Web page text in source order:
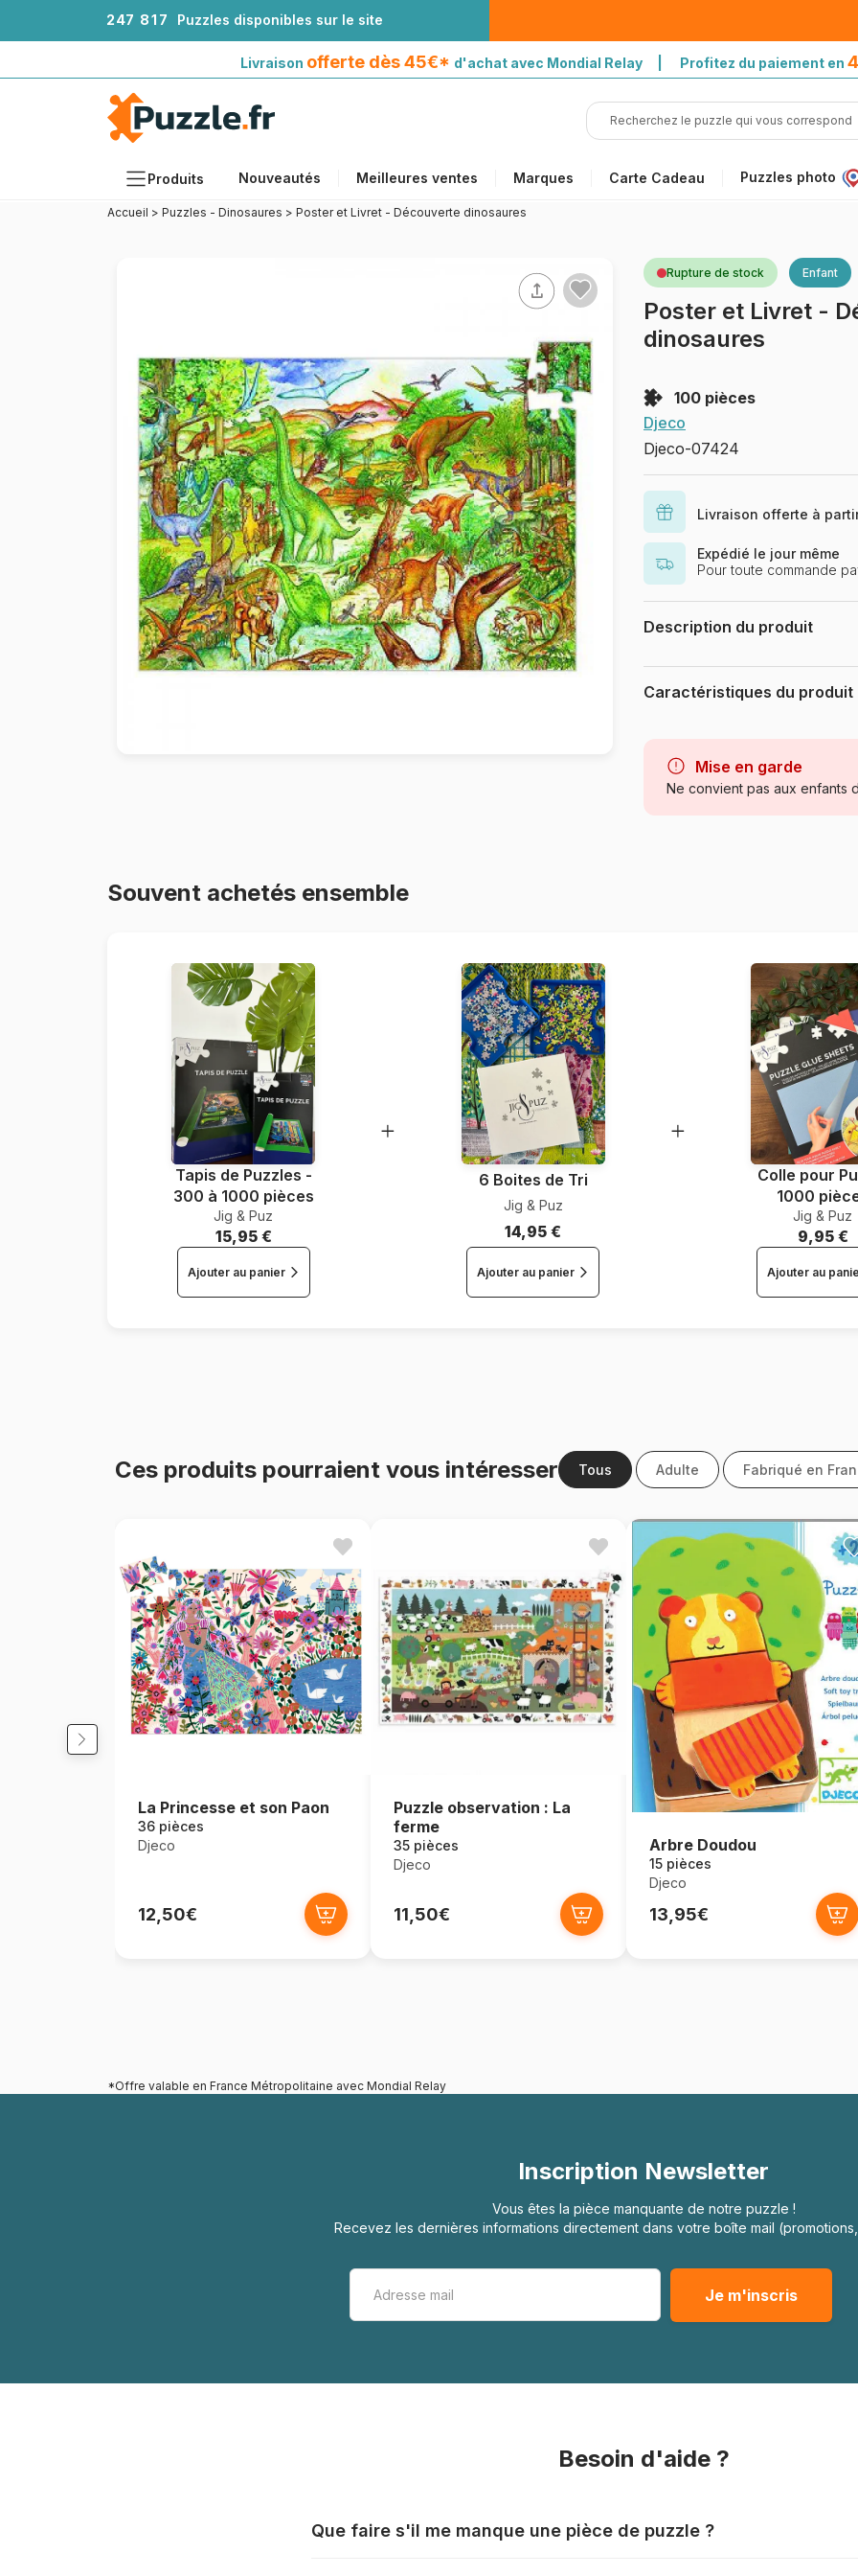
247 81 7 Puzzles disponibles sur le site
Livraison offerte dès 45€* d'achat avec Mondial Relay | Profitez du paiement en
Produits Nouveautés Meilleures ventes Marques Carte Cadeau Puzzles photo
Artistes
Accessoires
Puzzles en bois
Peinture au numéro
avec Mondial Relay
Accueil > Puzzles - Dinosaures > Poster et Livret - Découverte dinosaures
Rupture de stock Enfant
Poster et Livret -
dinosaures
100 pièces
Djeco
Djeco-07424
Livraison offerte à
Expédié le jour même
Pour toute commande
Description du produit
Découvrir ce monde fabuleux en
pour s'aider et un livret pour en
caractéristiques et leur mode
Caractéristiques du produit
Catégorie
Age
Mise en garde
Ne convient pas aux enfants
Souvent achetés ensemble
Tapis de Puzzles -
300 à 1000 pièces
Jig & Puz
15,95 €
Ajouter au panier
6 Boites de Tri
Jig & Puz
14,95 €
Ajouter au panier
Colle pour
1000
Jig & Puz
9,95 €
Ajouter au
Ces produits pourraient vous intéresser Tous Adulte Fabriqué en
La Princesse et son Paon
36 pièces
Djeco
12,50€
Puzzle observation : La
ferme
35 pièces
Djeco
11,50€
Arbre Doudou
15 pièces
Djeco
13,95€
*Offre valable en France Métropolitaine avec Mondial Relay
Inscription Newsletter
Vous êtes la pièce manquante de notre puzzle !
Recevez les dernières informations directement dans votre boîte mail
Besoin d'aide ?
Que faire s'il me manque une pièce de puzzle ?